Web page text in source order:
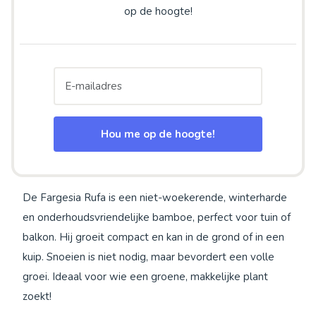
op de hoogte!
Hou me op de hoogte!
De Fargesia Rufa is een niet-woekerende, winterharde
en onderhoudsvriendelijke bamboe, perfect voor tuin of
balkon. Hij groeit compact en kan in de grond of in een
kuip. Snoeien is niet nodig, maar bevordert een volle
groei. Ideaal voor wie een groene, makkelijke plant
zoekt!